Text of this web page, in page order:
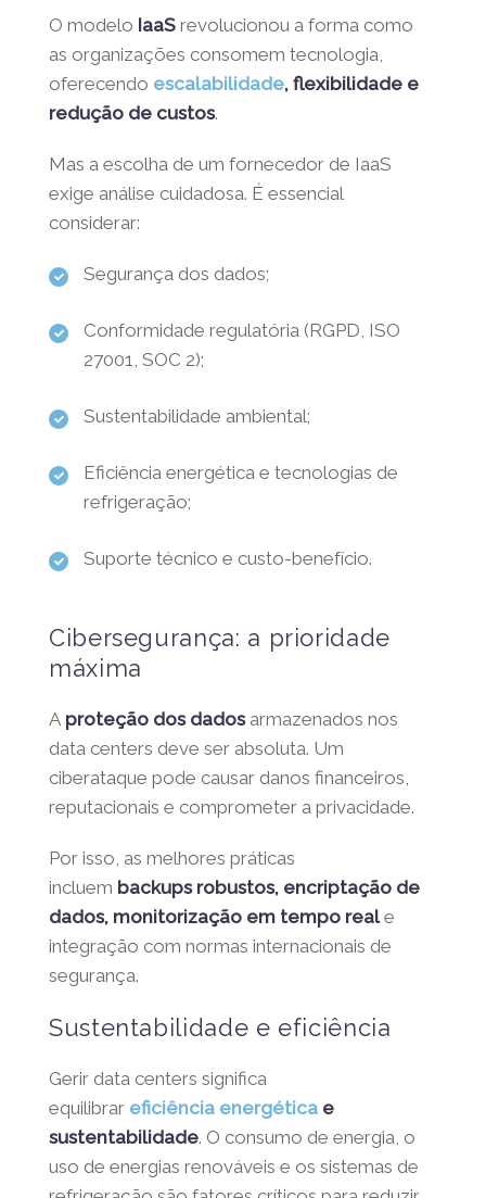
O modelo IaaS revolucionou a forma como
as organizações consomem tecnologia,
oferecendo escalabilidade, flexibilidade e
redução de custos.
Mas a escolha de um fornecedor de IaaS
exige análise cuidadosa. É essencial
considerar:
Segurança dos dados;
Conformidade regulatória (RGPD, ISO
27001, SOC 2);
Sustentabilidade ambiental;
Eficiência energética e tecnologias de
refrigeração;
Suporte técnico e custo-benefício.
Cibersegurança: a prioridade
máxima
A proteção dos dadosarmazenados nos
data centers deve ser absoluta. Um
ciberataque pode causar danos financeiros,
reputacionais e comprometer a privacidade.
Por isso, as melhores práticas
incluem backups robustos, encriptação de
dados, monitorização em tempo reale
integração com normas internacionais de
segurança.
Sustentabilidade e eficiência
Gerir data centers significa
equilibrar eficiência energética e
sustentabilidade. O consumo de energia, o
uso de energias renováveis e os sistemas de